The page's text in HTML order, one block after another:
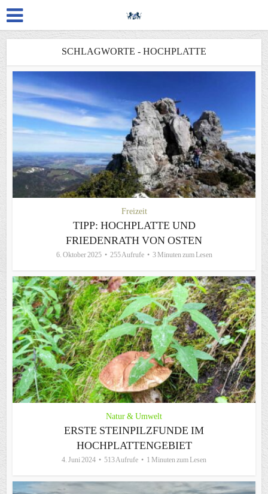
SCHLAGWORTE - HOCHPLATTE
Freizeit
TIPP: HOCHPLATTE UND
FRIEDENRATH VON OSTEN
6. Oktober 2025 255 Aufrufe 3 Minuten zum Lesen
Natur & Umwelt
ERSTE STEINPILZFUNDE IM
HOCHPLATTENGEBIET
4. Juni 2024 513 Aufrufe 1 Minuten zum Lesen